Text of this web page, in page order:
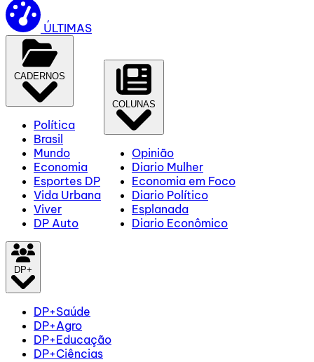
ÚLTIMAS
CADERNOS
Política
Brasil
Mundo
Economia
Esportes DP
Vida Urbana
Viver
DP Auto
COLUNAS
Opinião
Diario Mulher
Economia em Foco
Diario Político
Esplanada
Diario Econômico
DP+
DP+Saúde
DP+Agro
DP+Educação
DP+Ciências